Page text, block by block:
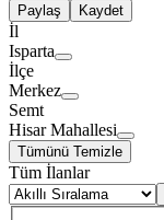
Paylaş
Kaydet
İl
Isparta
İlçe
Merkez
Semt
Hisar Mahallesi
Tümünü Temizle
Tüm İlanlar